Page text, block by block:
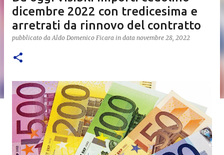
dicembre 2022 con tredicesima e
arretrati da rinnovo del contratto
pubblicato daAldo Domenico Ficara in data novembre 28, 2022